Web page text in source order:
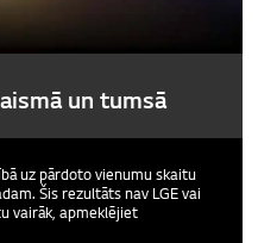
un tumsā
uz pārdoto vienumu skaitu
Šis rezultāts nav LGE vai
vairāk, apmeklējiet